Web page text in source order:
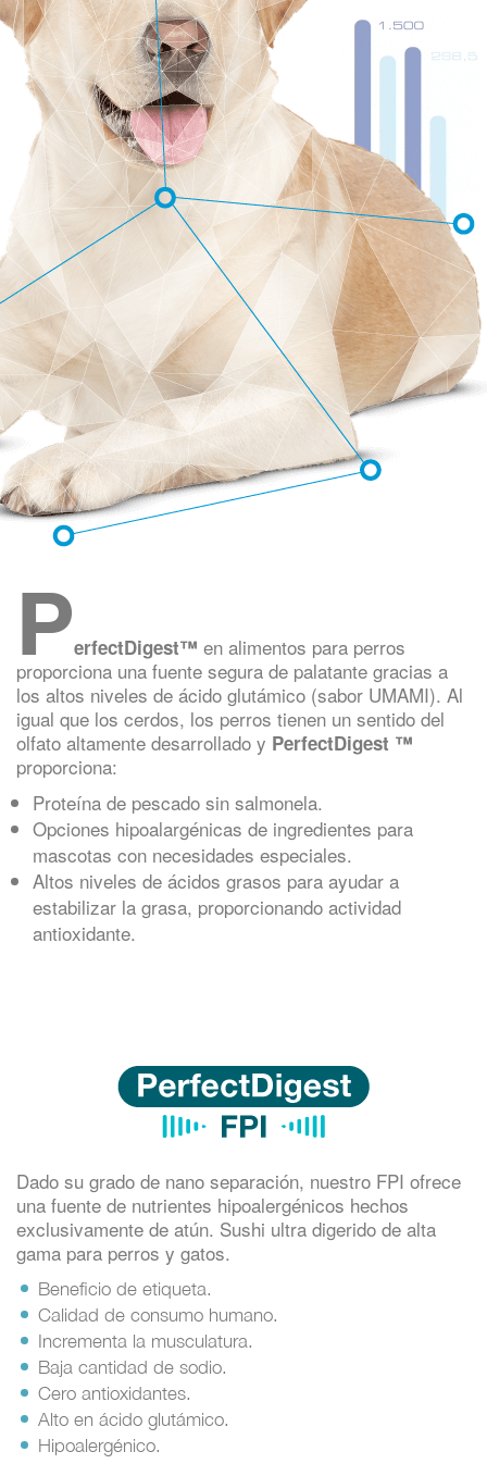
PerfectDigest™ en alimentos para perros
proporciona una fuente segura de palatante gracias a
los altos niveles de ácido glutámico (sabor UMAMI). Al
igual que los cerdos, los perros tienen un sentido del
olfato altamente desarrollado y PerfectDigest ™
proporciona:
Proteína de pescado sin salmonela.
Opciones hipoalargénicas de ingredientes para
mascotas con necesidades especiales.
Altos niveles de ácidos grasos para ayudar a
estabilizar la grasa, proporcionando actividad
antioxidante.
Dado su grado de nano separación, nuestro FPI ofrece
una fuente de nutrientes hipoalergénicos hechos
exclusivamente de atún. Sushi ultra digerido de alta
gama para perros y gatos.
Beneficio de etiqueta.
Calidad de consumo humano.
Incrementa la musculatura.
Baja cantidad de sodio.
Cero antioxidantes.
Alto en ácido glutámico.
Hipoalergénico.